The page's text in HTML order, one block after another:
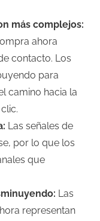
más complejos:
ahora
contacto. Los
para
camino hacia la
Las señales de
por lo que los
que
Las
representan